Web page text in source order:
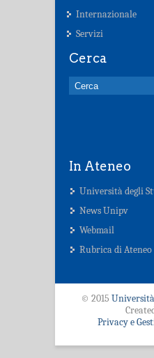
Internazionale
Servizi
Cerca
In Ateneo
Università degli
News Unipv
Webmail
Rubrica di Ateneo
© 2015
Privacy e